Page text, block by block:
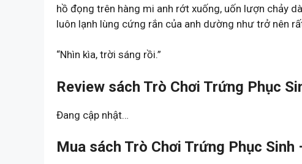
hồ đọng trên hàng mi anh rớt xuống, uốn lượn chảy
luôn lạnh lùng cứng rắn của anh dường như trở nên
“Nhìn kìa, trời sáng rồi.”
Review sách Trò Chơi Trứng Phục
Đang cập nhật…
Mua sách Trò Chơi Trứng Phục Sinh